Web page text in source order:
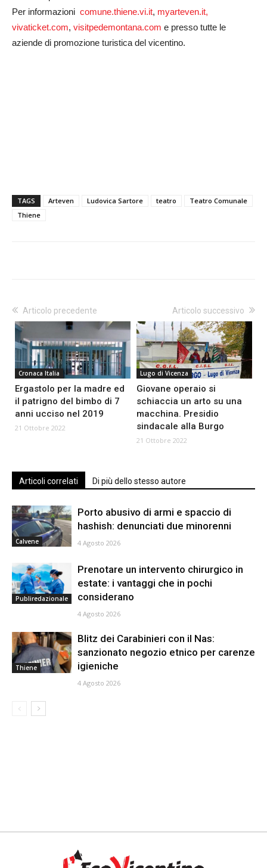
Per informazioni comune.thiene.vi.it, myarteven.it,
vivaticket.com, visitpedemontana.com e presso tutte le
aziende di promozione turistica del vicentino.
TAGS Arteven Ludovica Sartore teatro
Teatro Comunale
Thiene
Articolo precedente
Cronaca Italia
Ergastolo per la madre ed
il patrigno del bimbo di 7
anni ucciso nel 2019
21 Ottobre 2022
Articolo successivo
Lugo di Vicenza
Giovane operaio si
schiaccia un arto su una
macchina. Presidio
sindacale alla Burgo
21 Ottobre 2022
Articoli correlati Di più dello stesso autore
Calvene
Porto abusivo di armi e spaccio di
hashish: denunciati due minorenni
4 Agosto 2026
Publiredazionale
Prenotare un intervento chirurgico in
estate: i vantaggi che in pochi
considerano
4 Agosto 2026
Thiene
Blitz dei Carabinieri con il Nas:
sanzionato negozio etnico per carenze
igieniche
4 Agosto 2026